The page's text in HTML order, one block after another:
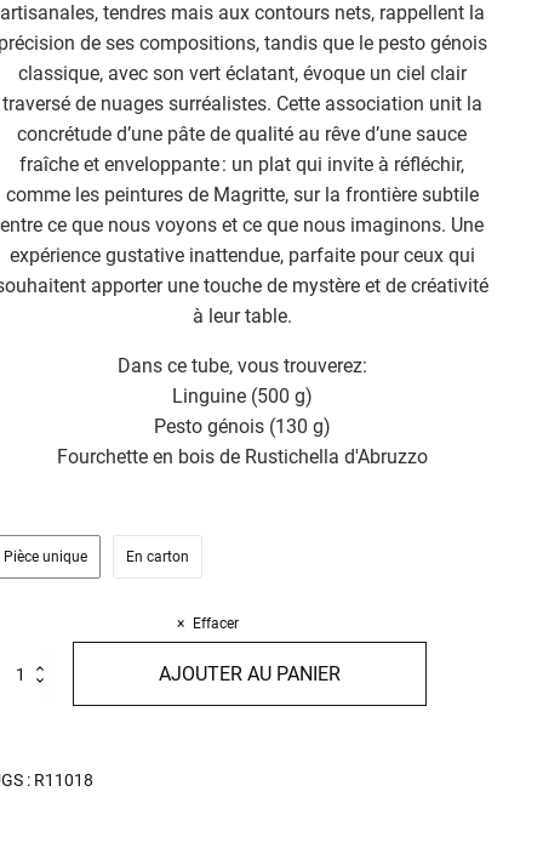
artisanales, tendres mais aux contours nets, rappellent la
précision de ses compositions, tandis que le pesto génois
classique, avec son vert éclatant, évoque un ciel clair
traversé de nuages surréalistes. Cette association unit la
concrétude d’une pâte de qualité au rêve d’une sauce
fraîche et enveloppante : un plat qui invite à réfléchir,
comme les peintures de Magritte, sur la frontière subtile
entre ce que nous voyons et ce que nous imaginons. Une
expérience gustative inattendue, parfaite pour ceux qui
apporter une touche de mystère et de créativité
à leur table.
Dans ce tube, vous trouverez:
Linguine (500 g)
Pesto génois (130 g)
Fourchette en bois de Rustichella d'Abruzzo
Pièce unique En carton
Effacer
AJOUTER AU PANIER
: R11018